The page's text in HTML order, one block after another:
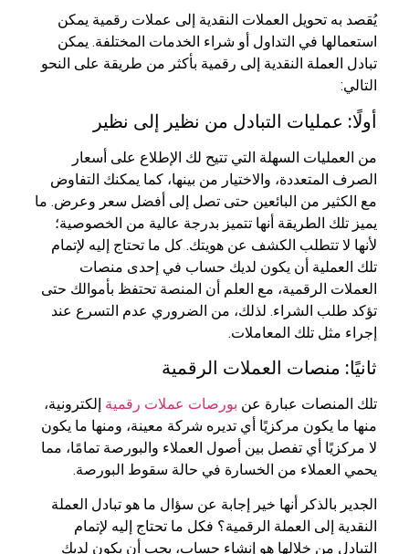
يُقصد به تحويل العملات النقدية إلى عملات رقمية يمكن
استعمالها في التداول أو شراء الخدمات المختلفة. يمكن
تبادل العملة النقدية إلى رقمية بأكثر من طريقة على النحو
التالي:
أولًا: عمليات التبادل من نظير إلى نظير
من العمليات السهلة التي تتيح لك الإطلاع على أسعار
الصرف المتعددة، والاختيار من بينها، كما يمكنك التفاوض
مع الكثير من البائعين حتى تصل إلى أفضل سعر وعرض. ما
يميز تلك الطريقة أنها تتميز بدرجة عالية من الخصوصية؛
لأنها لا تتطلب الكشف عن هويتك. كل ما تحتاج إليه لإتمام
تلك العملية أن يكون لديك حساب في إحدى منصات
العملات الرقمية، مع العلم أن المنصة تحتفظ بأموالك حتى
تؤكد طلب الشراء. لذلك، من الضروري عدم التسرع عند
إجراء مثل تلك المعاملات.
ثانيًا: منصات العملات الرقمية
تلك المنصات عبارة عن بورصات عملات رقمية إلكترونية،
منها ما يكون مركزيًا أي تديره شركة معينة، ومنها ما يكون
لا مركزيًا أي تفصل بين أصول العملاء والبورصة تمامًا، مما
يحمي العملاء من الخسارة في حالة سقوط البورصة.
الجدير بالذكر أنها خير إجابة عن سؤال ما هو تبادل العملة
النقدية إلى العملة الرقمية؟ فكل ما تحتاج إليه لإتمام
التبادل من خلالها هو إنشاء حساب، يجب أن يكون لديك